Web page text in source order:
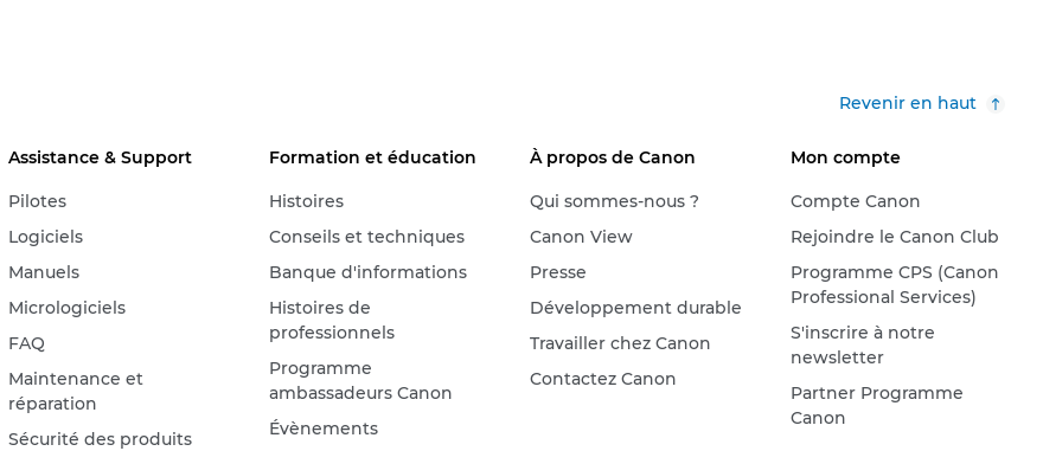
Revenir en haut
Assistance & Support
Pilotes
Logiciels
Manuels
Micrologiciels
FAQ
Maintenance et
réparation
Sécurité des produits
Formation et éducation
Histoires
Conseils et techniques
Banque d'informations
Histoires de
professionnels
Programme
ambassadeurs Canon
Évènements
À propos de Canon
Qui sommes-nous ?
Canon View
Presse
Développement durable
Travailler chez Canon
Contactez Canon
Mon compte
Compte Canon
Rejoindre le Canon Club
Programme CPS (Canon
Professional Services)
S'inscrire à notre
newsletter
Partner Programme
Canon